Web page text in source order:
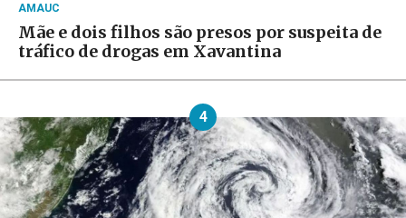
AMAUC
Mãe e dois filhos são presos por suspeita de
tráfico de drogas em Xavantina
4